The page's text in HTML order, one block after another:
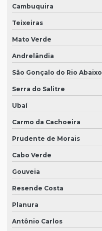
Cambuquira
Teixeiras
Mato Verde
Andrelândia
São Gonçalo do Rio Abaixo
Serra do Salitre
Ubaí
Carmo da Cachoeira
Prudente de Morais
Cabo Verde
Gouveia
Resende Costa
Planura
Antônio Carlos